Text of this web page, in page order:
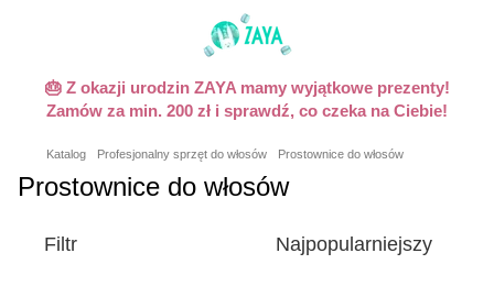
🎂 Z okazji urodzin ZAYA mamy wyjątkowe prezenty!
Zamów za min. 200 zł i sprawdź, co czeka na Ciebie!
Katalog Profesjonalny sprzęt do włosów Prostownice do włosów
Prostownice do włosów
Filtr Najpopularniejszy